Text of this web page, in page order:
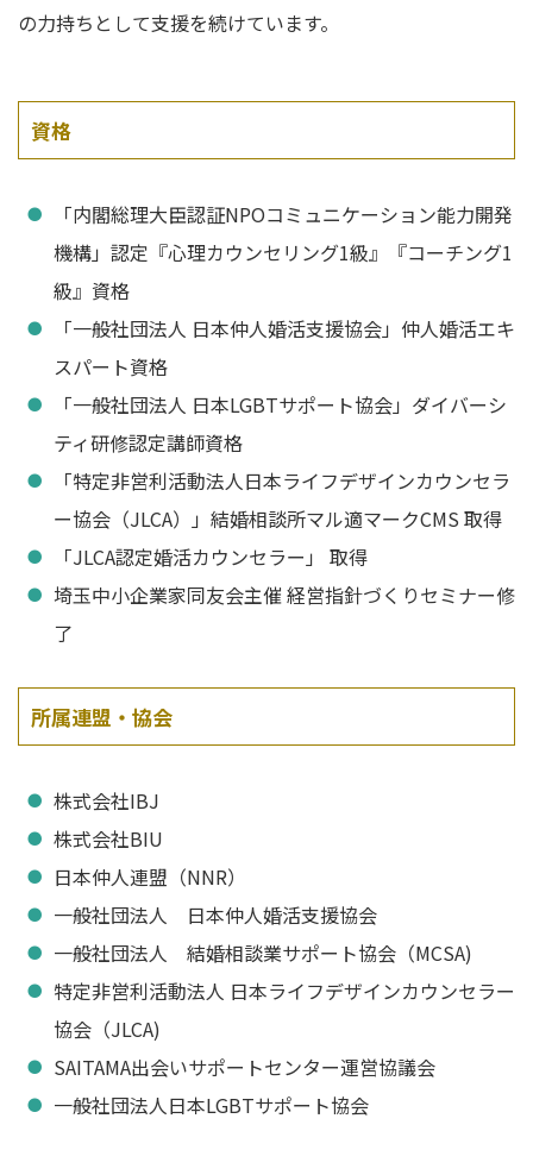
の力持ちとして支援を続けています。
資格
「内閣総理大臣認証NPOコミュニケーション能力開発
機構」認定『心理カウンセリング1級』『コーチング1
級』資格
「一般社団法人 日本仲人婚活支援協会」仲人婚活エキ
スパート資格
「一般社団法人 日本LGBTサポート協会」ダイバーシ
ティ研修認定講師資格
「特定非営利活動法人日本ライフデザインカウンセラ
ー協会（JLCA）」結婚相談所マル適マークCMS 取得
「JLCA認定婚活カウンセラー」 取得
埼玉中小企業家同友会主催 経営指針づくりセミナー修
了
所属連盟・協会
株式会社IBJ
株式会社BIU
日本仲人連盟（NNR）
一般社団法人 日本仲人婚活支援協会
一般社団法人 結婚相談業サポート協会（MCSA)
特定非営利活動法人 日本ライフデザインカウンセラー
協会（JLCA)
SAITAMA出会いサポートセンター運営協議会
一般社団法人日本LGBTサポート協会